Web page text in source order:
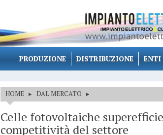
PRODUZIONE DISTRIBUZIONE ENTI
HOME ▸ DAL MERCATO ▸
Celle fotovoltaiche
competitività del settore